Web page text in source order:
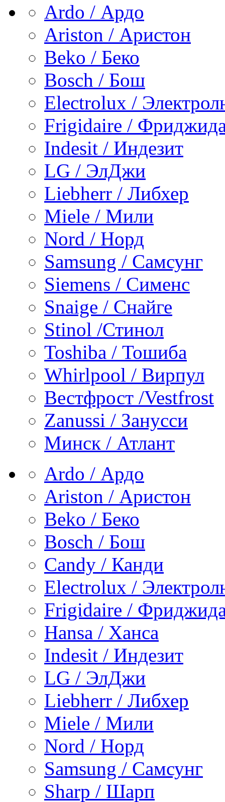
Ardo / Ардо
Ariston / Аристон
Beko / Беко
Bosch / Бош
Electrolux /
Frigidaire /
Indesit / Индезит
LG / ЭлДжи
Liebherr / Либхер
Miele / Мили
Nord / Норд
Samsung / Самсунг
Siemens / Сименс
Snaige / Снайге
Stinol /Стинол
Toshiba / Тошиба
Whirlpool / Вирпул
Вестфрост /Vestfrost
Zanussi / Занусси
Минск / Атлант
Ardo / Ардо
Ariston / Аристон
Beko / Беко
Bosch / Бош
Candy / Канди
Electrolux /
Frigidaire /
Hansa / Ханса
Indesit / Индезит
LG / ЭлДжи
Liebherr / Либхер
Miele / Мили
Nord / Норд
Samsung / Самсунг
Sharp / Шарп